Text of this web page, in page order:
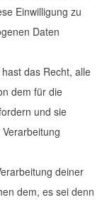
Einwilligung zu
Daten
das Recht, alle
dem für die
und sie
deiner
dem, es sei denn